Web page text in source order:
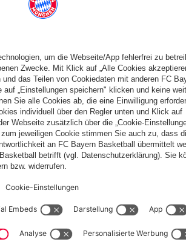
am Montag in einem Freundschaftsspiel
derÉquipe Tricolore mit 0:3. Tel stand